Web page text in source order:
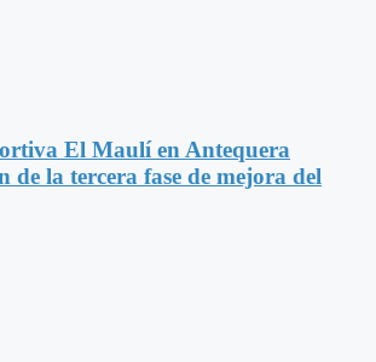
El Maulí en Antequera
de la tercera fase de mejora del